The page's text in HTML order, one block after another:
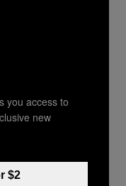
Report
you access to
new
$2